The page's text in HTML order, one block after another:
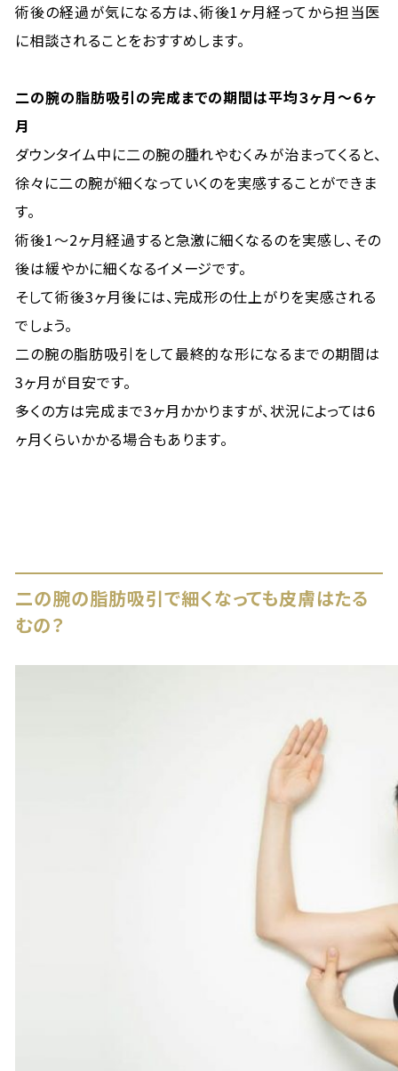
術後の経過が気になる方は、術後1ヶ月経ってから担当医
に相談されることをおすすめします。
二の腕の脂肪吸引の完成までの期間は平均３ヶ月〜６ヶ
月
ダウンタイム中に二の腕の腫れやむくみが治まってくると、
徐々に二の腕が細くなっていくのを実感することができま
す。
術後1〜2ヶ月経過すると急激に細くなるのを実感し、その
後は緩やかに細くなるイメージです。
そして術後3ヶ月後には、完成形の仕上がりを実感される
でしょう。
二の腕の脂肪吸引をして最終的な形になるまでの期間は
3ヶ月が目安です。
多くの方は完成まで3ヶ月かかりますが、状況によっては6
ヶ月くらいかかる場合もあります。
二の腕の脂肪吸引で細くなっても皮膚はたる
むの？